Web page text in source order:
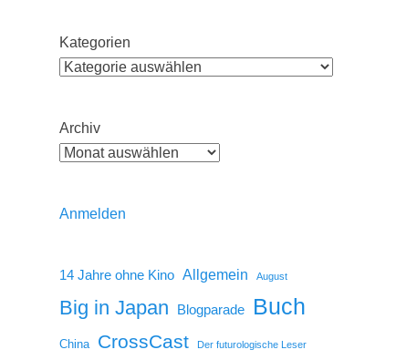
Kategorien
Archiv
Anmelden
14 Jahre ohne Kino Allgemein August
Big in Japan Blogparade Buch
China CrossCast Der futurologische Leser